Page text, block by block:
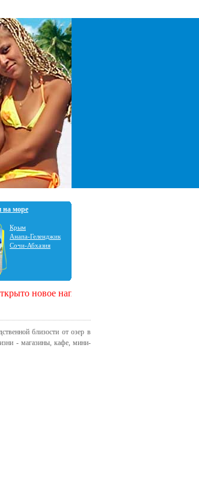
на море
Крым
Анапа-Геленджик
Сочи-Абхазия
направление - Крым.
близости от озер в
- магазины, кафе, мини-